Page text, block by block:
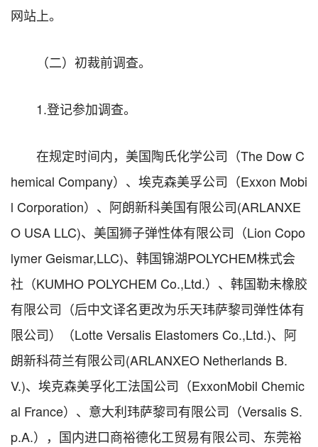
网站上。
（二）初裁前调查。
1.登记参加调查。
在规定时间内，美国陶氏化学公司（The Dow C
hemical Company）、埃克森美孚公司（Exxon Mobi
l Corporation）、阿朗新科美国有限公司(ARLANXE
O USA LLC)、美国狮子弹性体有限公司（Lion Copo
lymer Geismar,LLC)、韩国锦湖POLYCHEM株式会
社（KUMHO POLYCHEM Co.,Ltd.）、韩国勒未橡胶
有限公司（后中文译名更改为乐天玮萨黎司弹性体有
限公司）（Lotte Versalis Elastomers Co.,Ltd.)、阿
朗新科荷兰有限公司(ARLANXEO Netherlands B.
V.)、埃克森美孚化工法国公司（ExxonMobil Chemic
al France）、意大利玮萨黎司有限公司（Versalis S.
p.A.），国内进口商裕德化工贸易有限公司、东莞裕